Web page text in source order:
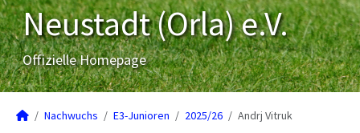
Neustadt (Orla) e.V.
Offizielle Homepage
Nachwuchs E3-Junioren 2025/26 Andrj Vitruk